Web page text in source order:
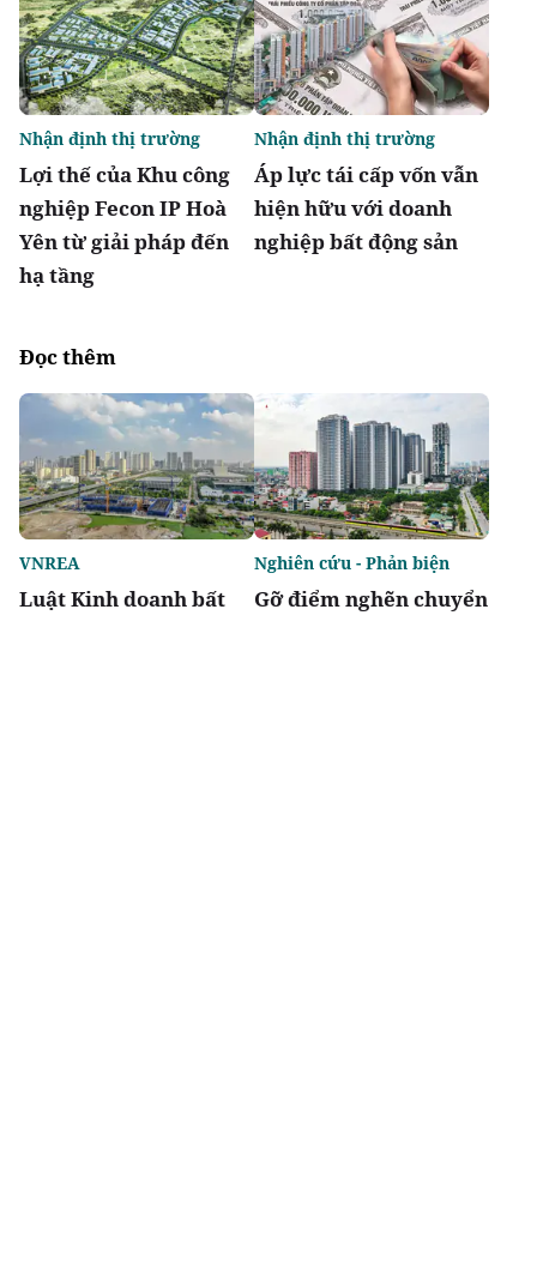
Lợi thế của Khu công
nghiệp Fecon IP Hoà
Yên từ giải pháp đến
hạ tầng
Nhận định thị trường
Áp lực tái cấp vốn vẫn
hiện hữu với doanh
nghiệp bất động sản
Nhận định thị trường
Đọc thêm
Luật Kinh doanh bất
VNREA
Gỡ điểm nghẽn chuyển
Nghiên cứu - Phản biện